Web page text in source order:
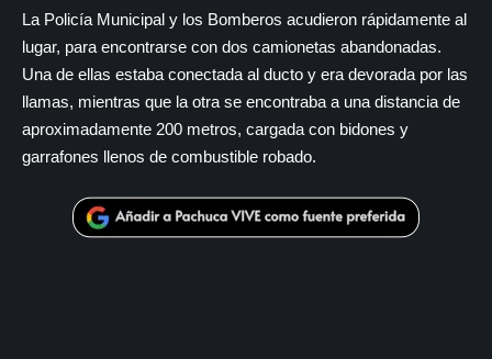
La Policía Municipal y los Bomberos acudieron rápidamente al
lugar, para encontrarse con dos camionetas abandonadas.
Una de ellas estaba conectada al ducto y era devorada por las
llamas, mientras que la otra se encontraba a una distancia de
aproximadamente 200 metros, cargada con bidones y
garrafones llenos de combustible robado.